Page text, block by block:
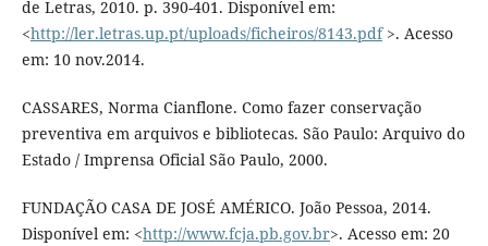
de Letras, 2010. p. 390-401. Disponível em:
<http://ler.letras.up.pt/uploads/ficheiros/8143.pdf>. Acesso
em: 10 nov.2014.
CASSARES, Norma Cianflone. Como fazer conservação
preventiva em arquivos e bibliotecas. São Paulo: Arquivo do
Estado / Imprensa Oficial São Paulo, 2000.
FUNDAÇÃO CASA DE JOSÉ AMÉRICO. João Pessoa, 2014.
Disponível em: <http://www.fcja.pb.gov.br>. Acesso em: 20